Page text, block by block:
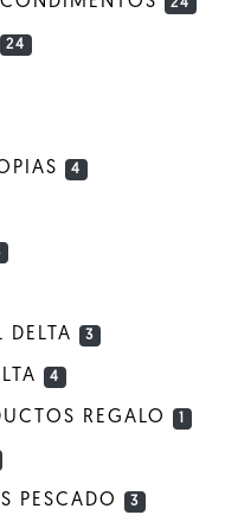
24
24
4
DELTA 3
4
REGALO 1
PESCADO 3